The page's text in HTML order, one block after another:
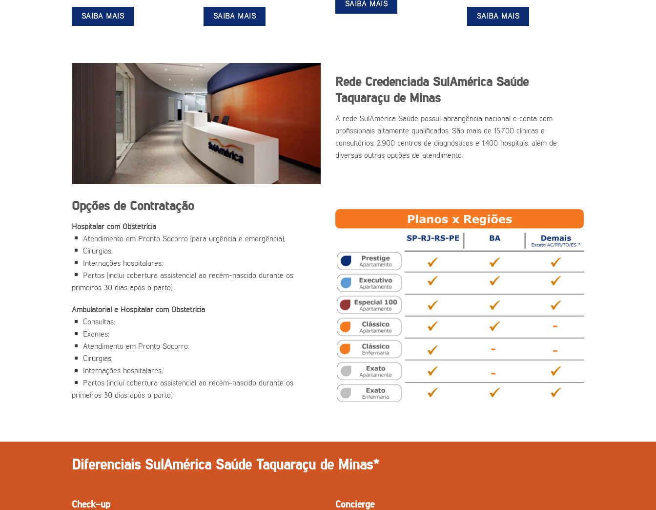
SAIBA MAIS SAIBA MAIS
SAIBA MAIS
SAIBA MAIS
Rede Credenciada SulAmérica Saúde
Taquaraçu de Minas
A rede SulAmérica Saúde possui abrangência nacional e conta com
profissionais altamente qualificados. São mais de 15.700 clínicas e
consultórios, 2.900 centros de diagnósticos e 1.400 hospitais, além de
diversas outras opções de atendimento.
Opções de Contratação
Hospitalar com Obstetrícia
Atendimento em Pronto Socorro (para urgência e emergência);
Cirurgias;
Internações hospitalares;
Partos (inclui cobertura assistencial ao recém-nascido durante os
primeiros 30 dias após o parto).
Ambulatorial e Hospitalar com Obstetrícia
Consultas;
Exames;
Atendimento em Pronto Socorro;
Cirurgias;
Internações hospitalares;
Partos (inclui cobertura assistencial ao recém-nascido durante os
primeiros 30 dias após o parto)
Diferenciais SulAmérica Saúde Taquaraçu de Minas*
Check-up Concierge